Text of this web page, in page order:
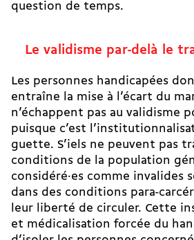
question de temps.
Le validisme par-delà le
Les personnes handicapées
entraîne la mise à l’écart du
n’échappent pas au validisme
puisque c’est
guette. S’iels ne peuvent pas
conditions de la population
considéré·es comme invalides
dans des conditions para-
leur liberté de circuler. Cette
et médicalisation forcée du